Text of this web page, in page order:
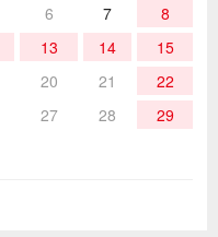
6 7
8
13 14
15
20 21
22
27 28
29